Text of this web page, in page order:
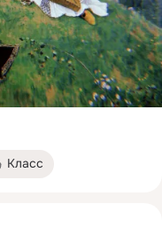
Класс